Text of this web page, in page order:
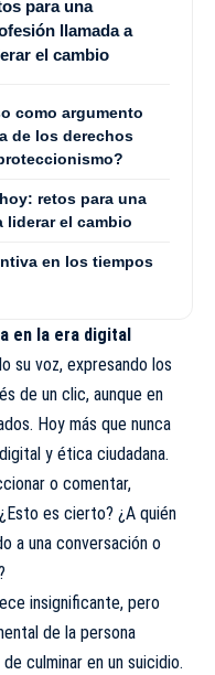
para una
llamada a
el cambio
como argumento
de los derechos
retos para una
liderar el cambio
en los tiempos
en la era digital
su voz, expresando los
de un clic, aunque en
Hoy más que nunca
y ética ciudadana.
o comentar,
es cierto? ¿A quién
a una conversación o
insignificante, pero
de la persona
culminar en un suicidio.